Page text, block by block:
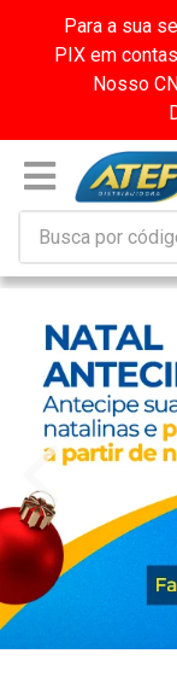
Para a sua
PIX em
Nosso